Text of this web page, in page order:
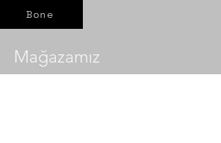
Bone
Mağazamız